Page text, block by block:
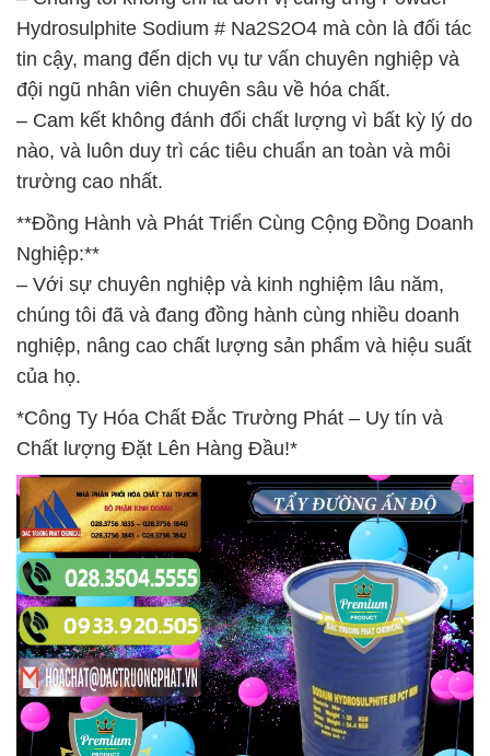
Hydrosulphite Sodium # Na2S2O4 mà còn là đối tác
tin cậy, mang đến dịch vụ tư vấn chuyên nghiệp và
đội ngũ nhân viên chuyên sâu về hóa chất.
– Cam kết không đánh đổi chất lượng vì bất kỳ lý do
nào, và luôn duy trì các tiêu chuẩn an toàn và môi
trường cao nhất.
**Đồng Hành và Phát Triển Cùng Cộng Đồng Doanh
Nghiệp:**
– Với sự chuyên nghiệp và kinh nghiệm lâu năm,
chúng tôi đã và đang đồng hành cùng nhiều doanh
nghiệp, nâng cao chất lượng sản phẩm và hiệu suất
của họ.
*Công Ty Hóa Chất Đắc Trường Phát – Uy tín và
Chất lượng Đặt Lên Hàng Đầu!*